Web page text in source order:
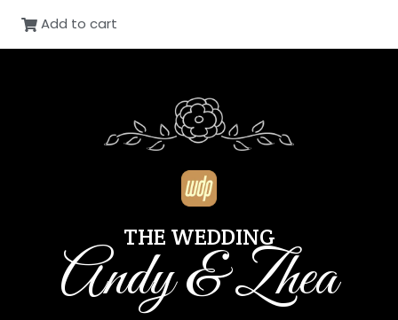
THE WEDDING
Andy & Zhea
Add to cart